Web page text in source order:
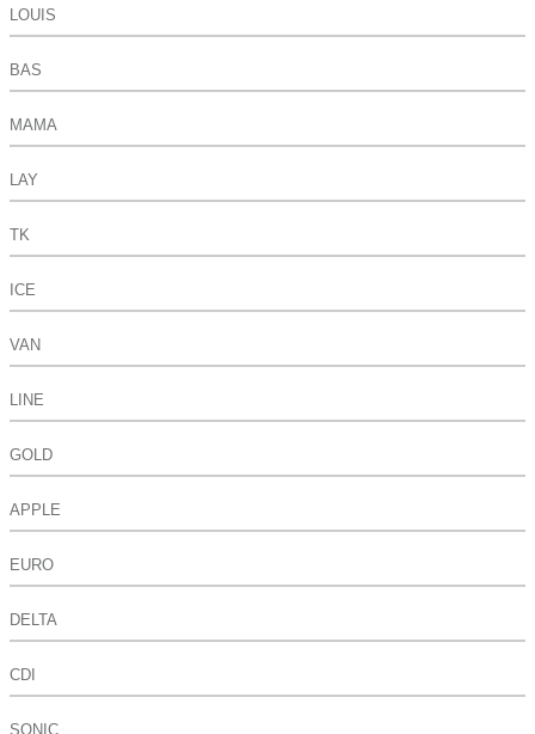
LOUIS
BAS
MAMA
LAY
TK
ICE
VAN
LINE
GOLD
APPLE
EURO
DELTA
CDI
SONIC